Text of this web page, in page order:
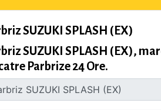
SUZUKI SPLASH (EX)
SUZUKI SPLASH (EX),
Parbrize 24 Ore.